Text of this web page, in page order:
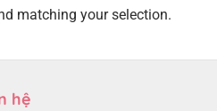
matching your selection.
hệ